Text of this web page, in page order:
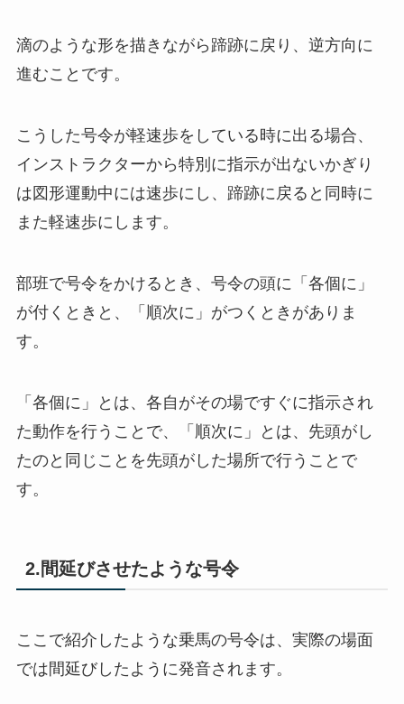
滴のような形を描きながら蹄跡に戻り、逆方向に
進むことです。
こうした号令が軽速歩をしている時に出る場合、
インストラクターから特別に指示が出ないかぎり
は図形運動中には速歩にし、蹄跡に戻ると同時に
また軽速歩にします。
部班で号令をかけるとき、号令の頭に「各個に」
が付くときと、「順次に」がつくときがありま
す。
「各個に」とは、各自がその場ですぐに指示され
た動作を行うことで、「順次に」とは、先頭がし
たのと同じことを先頭がした場所で行うことで
す。
2.間延びさせたような号令
ここで紹介したような乗馬の号令は、実際の場面
では間延びしたように発音されます。